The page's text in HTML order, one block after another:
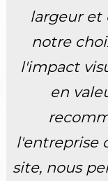
largeur et
notre
l'impact
en
l'entreprise
site, nous